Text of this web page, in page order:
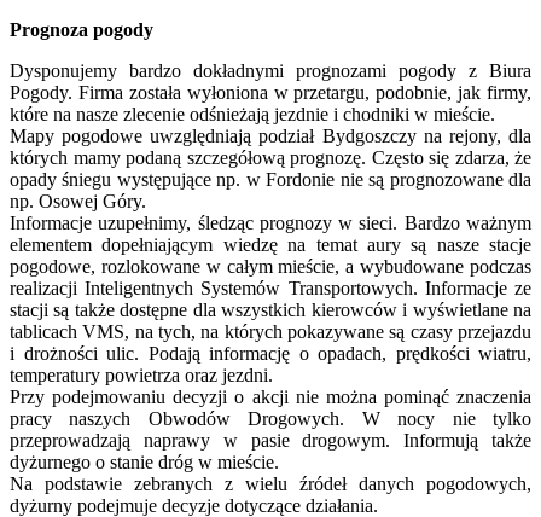
Prognoza pogody
Dysponujemy bardzo dokładnymi prognozami pogody z Biura
Pogody. Firma została wyłoniona w przetargu, podobnie, jak firmy,
które na nasze zlecenie odśnieżają jezdnie i chodniki w mieście.
Mapy pogodowe uwzględniają podział Bydgoszczy na rejony, dla
których mamy podaną szczegółową prognozę. Często się zdarza, że
opady śniegu występujące np. w Fordonie nie są prognozowane dla
np. Osowej Góry.
Informacje uzupełnimy, śledząc prognozy w sieci. Bardzo ważnym
elementem dopełniającym wiedzę na temat aury są nasze stacje
pogodowe, rozlokowane w całym mieście, a wybudowane podczas
realizacji Inteligentnych Systemów Transportowych. Informacje ze
stacji są także dostępne dla wszystkich kierowców i wyświetlane na
tablicach VMS, na tych, na których pokazywane są czasy przejazdu
i drożności ulic. Podają informację o opadach, prędkości wiatru,
temperatury powietrza oraz jezdni.
Przy podejmowaniu decyzji o akcji nie można pominąć znaczenia
pracy naszych Obwodów Drogowych. W nocy nie tylko
przeprowadzają naprawy w pasie drogowym. Informują także
dyżurnego o stanie dróg w mieście.
Na podstawie zebranych z wielu źródeł danych pogodowych,
dyżurny podejmuje decyzje dotyczące działania.